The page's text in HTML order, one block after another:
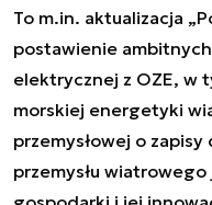
To m.in. aktualizacja
postawienie
elektrycznej z OZE, w
morskiej energetyki
przemysłowej o
przemysłu